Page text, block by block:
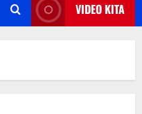
VIDEO KITA